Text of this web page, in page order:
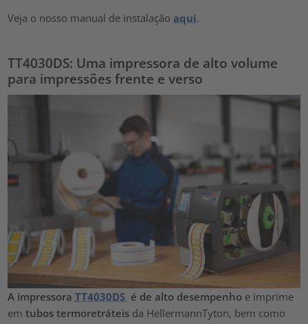
Veja o nosso manual de instalação aqui.
TT4030DS: Uma impressora de alto volume
para impressões frente e verso
A impressoraTT4030DS é de alto desempenho e imprime
emtubos termoretráteis da HellermannTyton, bem como